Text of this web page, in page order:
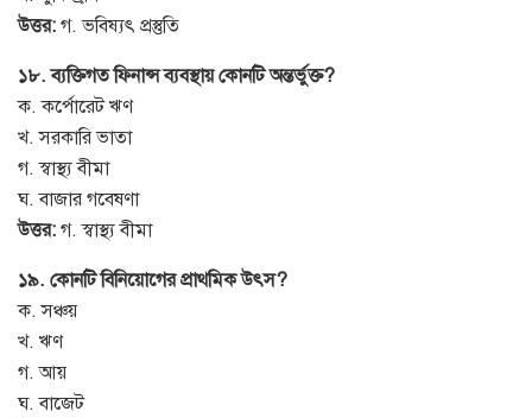
উত্তর: গ. ভবিষ্যৎ প্রস্তুতি
১৮. ব্যক্তিগত ফিনান্স ব্যবস্থায় কোনটি অন্তর্ভুক্ত?
ক. কর্পোরেট ঋণ
খ. সরকারি ভাতা
গ. স্বাস্থ্য বীমা
ঘ. বাজার গবেষণা
উত্তর: গ. স্বাস্থ্য বীমা
১৯. কোনটি বিনিয়োগের প্রাথমিক উৎস?
ক. সঞ্চয়
খ. ঋণ
গ. আয়
ঘ. বাজেট